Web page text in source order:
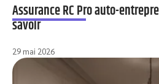
Assurance RC Pro auto-
savoir
29 mai 2026